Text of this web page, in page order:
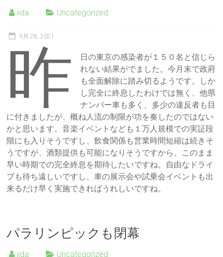
iida Uncategorized
9月 28, 2021
昨
日の東京の感染者が１５０名と信じら
れない結果がでました。今月末で政府
も全面解除に踏み切るようです。しか
し完全に終息したわけでは無く、他県
ナンバー車も多く、多少の違反者も目
に付きましたが、概ね人流の制限が功を奏したのではない
かと思います。音楽イベントなども１万人規模での実証段
階にも入りそうですし、飲食関係も営業時間短縮は続きそ
うですが、酒類提供も可能になりそうですから、このまま
早い時期での完全終息を期待したいですね。自由なドライ
ブも待ち遠しいですし、車の展示会や試乗会イベントも出
来るだけ早く実施できればうれしいですね。
パラリンピックも閉幕
iida Uncategorized